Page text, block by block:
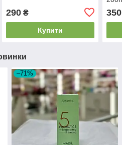
290₴
Купити
350
–71%